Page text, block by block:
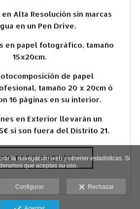
Alta Resolución sin marcas
en un Pen Drive.
en papel fotográfico, tamaño
15x20cm.
de papel
tamaño 20 x 20cm ó
16 páginas en su interior.
en Exterior llevarán un
si son fuera del Distrito 21.
ESTE PAQUETE
la navegación web y obtener estadísticas. Si
que aceptas su uso.
Configurar Rechazar